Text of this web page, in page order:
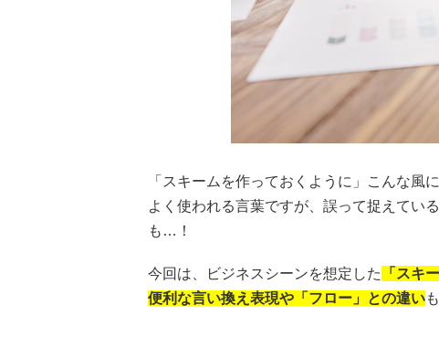
「スキームを作っておくように」こんな風
よく使われる言葉ですが、誤って捉えてい
も…！
今回は、ビジネスシーンを想定した 「スキ
便利な言い換え表現や「フロー」との違い